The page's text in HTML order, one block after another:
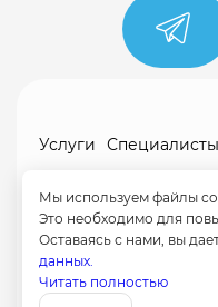
Мы используем файлы
Это необходимо для
Оставаясь с нами, вы
данных.
Читать полностью
Услуги Специалисты
Политика
Согласие на
8 (499) 113-